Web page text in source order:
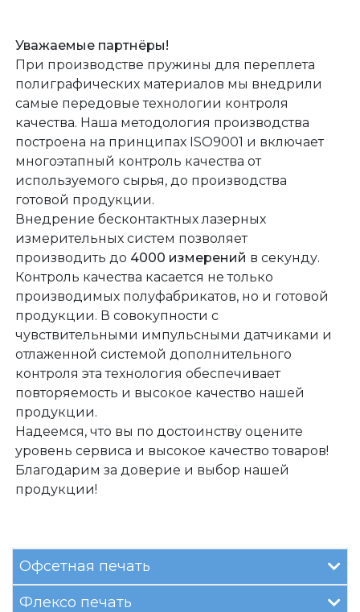
Уважаемые партнёры!
При производстве пружины для переплета
полиграфических материалов мы внедрили
самые передовые технологии контроля
качества. Наша методология производства
построена на принципах ISO9001 и включает
многоэтапный контроль качества от
используемого сырья, до производства
готовой продукции.
Внедрение бесконтактных лазерных
измерительных систем позволяет
производить до 4000 измерений в секунду.
Контроль качества касается не только
производимых полуфабрикатов, но и готовой
продукции. В совокупности с
чувствительными импульсными датчиками и
отлаженной системой дополнительного
контроля эта технология обеспечивает
повторяемость и высокое качество нашей
продукции.
Надеемся, что вы по достоинству оцените
уровень сервиса и высокое качество товаров!
Благодарим за доверие и выбор нашей
продукции!
Офсетная печать
Флексо печать